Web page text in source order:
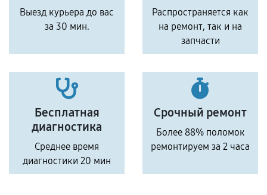
Выезд курьера до вас
за 30 мин.
Распространяется как
на ремонт, так и на
запчасти
Бесплатная
диагностика
Среднее время
диагностики 20 мин
Срочный ремонт
Более 88% поломок
ремонтируем за 2 часа